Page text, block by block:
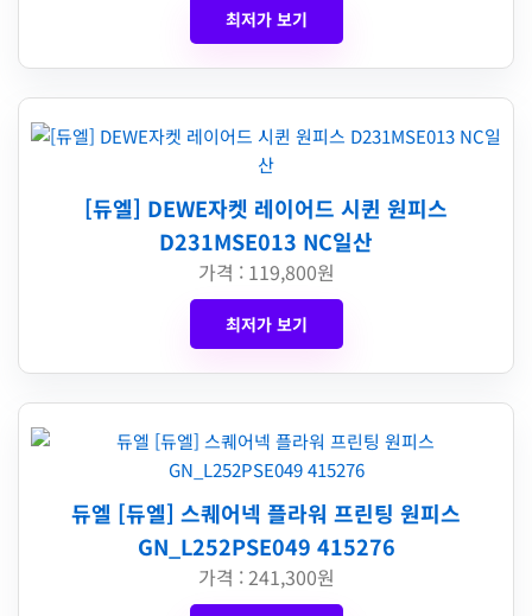
최저가 보기
[듀엘] DEWE자켓 레이어드 시퀸 원피스
D231MSE013 NC일산
가격 : 119,800원
최저가 보기
듀엘 [듀엘] 스퀘어넥 플라워 프린팅 원피스
GN_L252PSE049 415276
가격 : 241,300원